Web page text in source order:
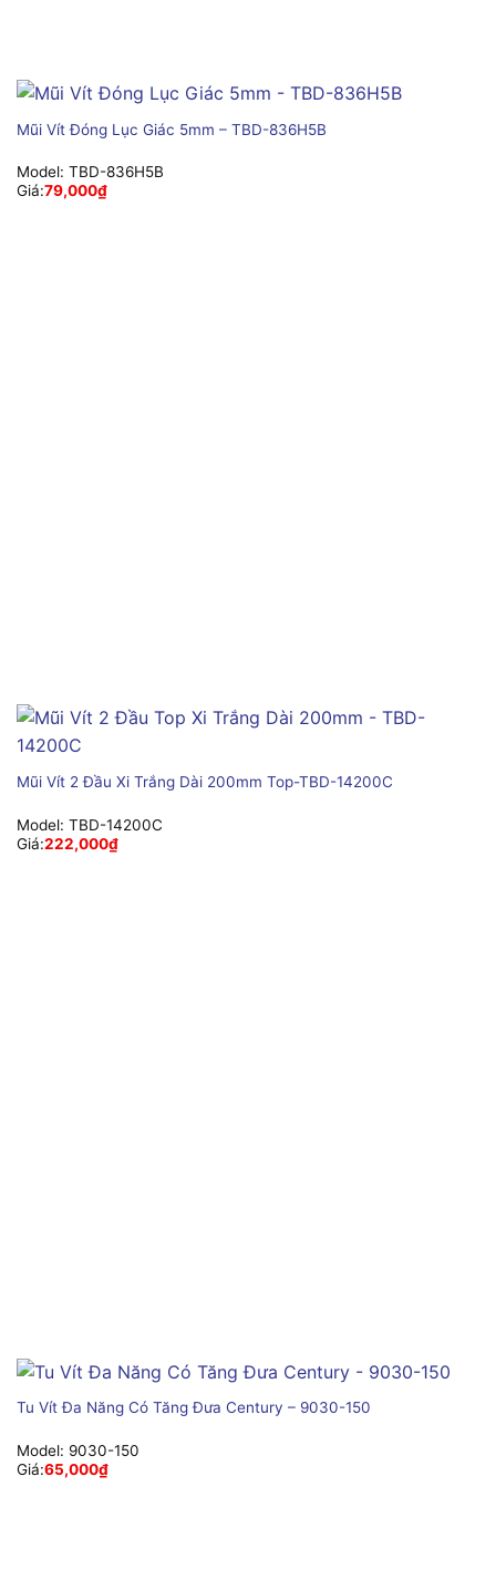
Mũi Vít Đóng Lục Giác 5mm – TBD-836H5B
Model: TBD-836H5B
Giá:79,000₫
Mũi Vít 2 Đầu Xi Trắng Dài 200mm Top-TBD-14200C
Model: TBD-14200C
Giá:222,000₫
Tu Vít Đa Năng Có Tăng Đưa Century – 9030-150
Model: 9030-150
Giá:65,000₫